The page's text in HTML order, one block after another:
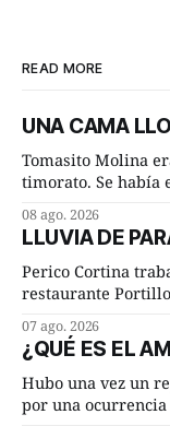
READ MORE
UNA CAMA
Tomasito Molina
timorato. Se había
ambos les iba de
discrepancia en un
Lucía Arriate
08 ago. 2026
LLUVIA DE
Perico Cortina
restaurante
cuarto de hora andando
terminada su
morada cundo
07 ago. 2026
¿QUÉ ES EL
Hubo una vez un
por una ocurrencia